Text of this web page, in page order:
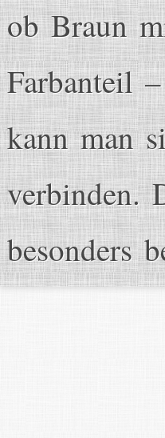
ob Braun
Farbanteil
kann man
verbinden.
besonders